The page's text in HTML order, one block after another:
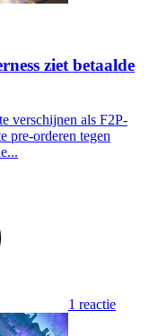
ziet betaalde
verschijnen als F2P-
pre-orderen tegen
1 reactie